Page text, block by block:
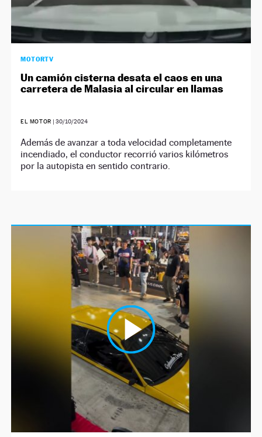
MOTORTV
Un camión cisterna desata el caos en una
carretera de Malasia al circular en llamas
EL MOTOR | 30/10/2024
Además de avanzar a toda velocidad completamente
incendiado, el conductor recorrió varios kilómetros
por la autopista en sentido contrario.